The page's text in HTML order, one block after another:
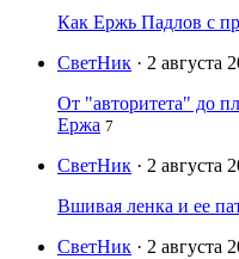
Как Ержь Падлов с
СветНик · 2 августа
От "авторитета" до
Ержа 7
СветНик · 2 августа
Вшивая ленка и ее
СветНик · 2 августа